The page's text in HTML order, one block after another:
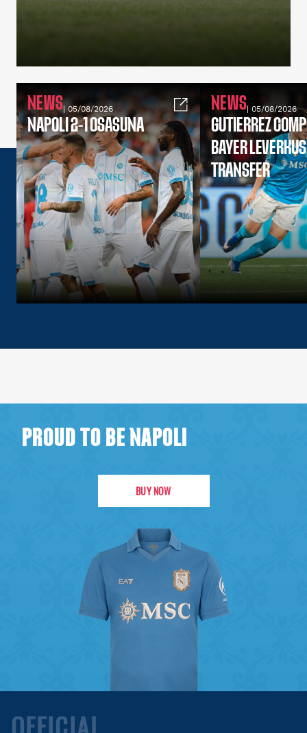
NEWS| 05/08/2026
NAPOLI 2-1 OSASUNA
NEWS| 05/08/2026
GUTIERREZ
BAYER
TRANSFER
PROUD TO BE NAPOLI
BUY NOW